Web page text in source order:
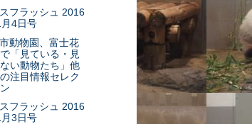
フラッシュ 2016
4日号
動物園、富士花
「見ている・見
い動物たち」他
注目情報セレク
フラッシュ 2016
3日号